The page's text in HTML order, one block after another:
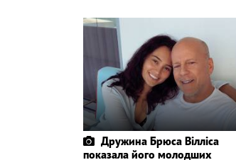
Дружина Брюса Вілліса
показала його молодших